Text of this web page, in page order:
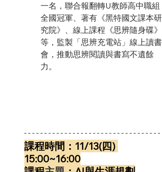
一名，聯合報翻轉U教師高中職組
全國冠軍、著有《黑特國文課本研
究院》、線上課程《思辨隨身碟》
等，監製「思辨充電站」線上讀書
會，推動思辨閱讀與書寫不遺餘
力。
課程時間：11/13(四)
15:00~16:00